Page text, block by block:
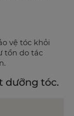
vệ tóc khỏi
tổn do tác
dưỡng tóc.